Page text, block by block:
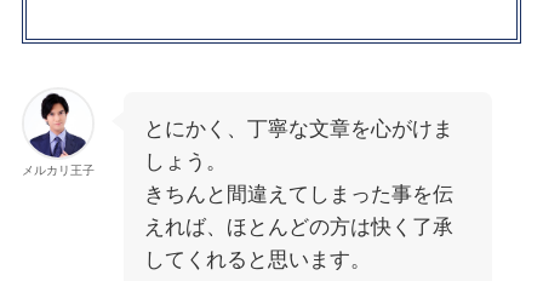
メルカリ王子
とにかく、丁寧な文章を心がけま
しょう。
きちんと間違えてしまった事を伝
えれば、ほとんどの方は快く了承
してくれると思います。